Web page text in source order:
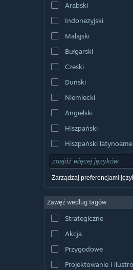
Arabski
Indonezyjski
Malajski
Bułgarski
Czeski
Duński
Niemiecki
Angielski
Hiszpański
Hiszpański
Zarządzaj preferencjami
Zawęź według tagów
Strategiczne
Akcja
Przygodowe
Projektowanie i